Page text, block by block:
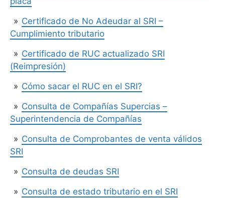
Certificado de No Adeudar al SRI –
Cumplimiento tributario
Certificado de RUC actualizado SRI
(Reimpresión)
Cómo sacar el RUC en el SRI?
Consulta de Compañías Supercias –
Superintendencia de Compañías
Consulta de Comprobantes de venta válidos
SRI
Consulta de deudas SRI
Consulta de estado tributario en el SRI